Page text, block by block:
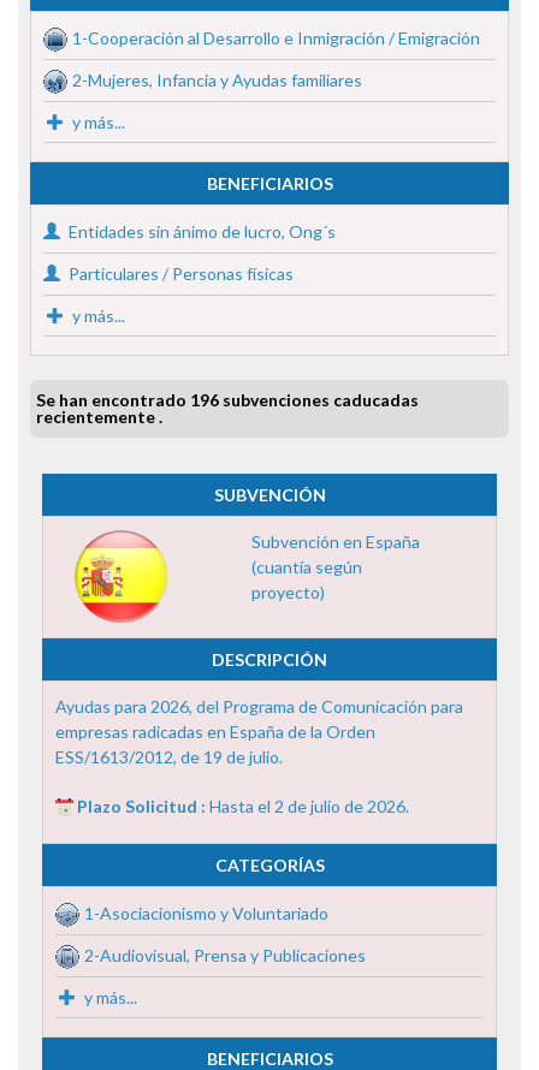
1-Cooperación al Desarrollo e Inmigración / Emigración
2-Mujeres, Infancia y Ayudas familiares
y más...
BENEFICIARIOS
Entidades sin ánimo de lucro, Ong´s
Particulares / Personas físicas
y más...
Se han encontrado 196 subvenciones caducadas
recientemente .
SUBVENCIÓN
Subvención en España
(cuantía según
proyecto)
DESCRIPCIÓN
Ayudas para 2026, del Programa de Comunicación para
empresas radicadas en España de la Orden
ESS/1613/2012, de 19 de julio.
Plazo Solicitud : Hasta el 2 de julio de 2026.
CATEGORÍAS
1-Asociacionismo y Voluntariado
2-Audiovisual, Prensa y Publicaciones
y más...
BENEFICIARIOS